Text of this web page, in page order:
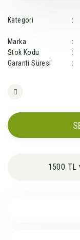
Kategori
Marka
Stok Kodu
Garanti Süresi
1500 TL